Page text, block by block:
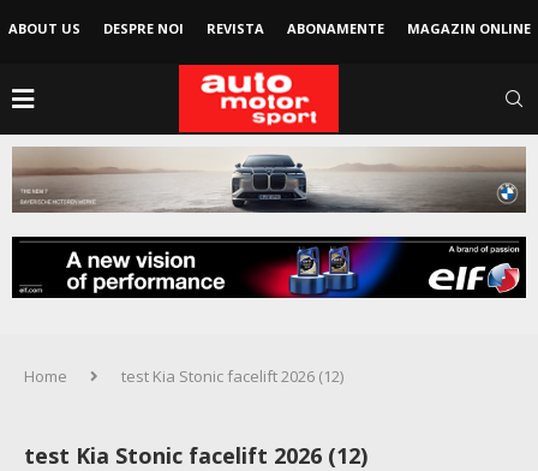
ABOUT US DESPRE NOI REVISTA ABONAMENTE MAGAZIN ONLINE
Home test Kia Stonic facelift 2026 (12)
test Kia Stonic facelift 2026 (12)